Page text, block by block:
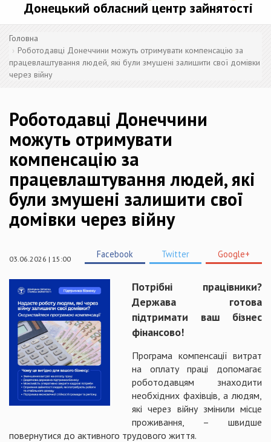
Донецький обласний центр зайнятості
Головна
Роботодавці Донеччини можуть отримувати компенсацію за
працевлаштування людей, які були змушені залишити свої домівки
через війну
Роботодавці Донеччини
можуть отримувати
компенсацію за
працевлаштування людей, які
були змушені залишити свої
домівки через війну
03.06.2026 | 15:00 Facebook Twitter Google+
Потрібні працівники?
Держава готова
підтримати ваш бізнес
фінансово!
Програма компенсації витрат
на оплату праці допомагає
роботодавцям знаходити
необхідних фахівців, а людям,
які через війну змінили місце
проживання, – швидше
повернутися до активного трудового життя.